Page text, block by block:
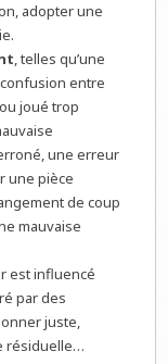
adopter une
, telles qu’une
entre
joué trop
une erreur
une pièce
de coup
mauvaise
est influencé
par des
juste,
résiduelle…